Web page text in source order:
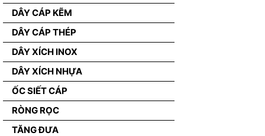
DÂY CÁP KẼM
DÂY CÁP THÉP
DÂY XÍCH INOX
DÂY XÍCH NHỰA
ỐC SIẾT CÁP
RÒNG RỌC
TĂNG ĐƯA